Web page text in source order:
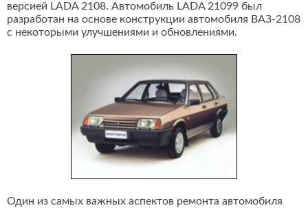
версией LADA 2108. Автомобиль LADA 21099 был
разработан на основе конструкции автомобиля ВАЗ-2108
с некоторыми улучшениями и обновлениями.
Один из самых важных аспектов ремонта автомобиля